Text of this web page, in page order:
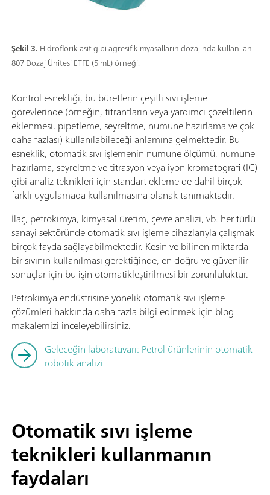
Şekil 3. Hidroflorik asit gibi agresif kimyasalların dozajında ​​kullanılan
807 Dozaj Ünitesi ETFE (5 mL) örneği.
Kontrol esnekliği, bu büretlerin çeşitli sıvı işleme
görevlerinde (örneğin, titrantların veya yardımcı çözeltilerin
eklenmesi, pipetleme, seyreltme, numune hazırlama ve çok
daha fazlası) kullanılabileceği anlamına gelmektedir. Bu
esneklik, otomatik sıvı işlemenin numune ölçümü, numune
hazırlama, seyreltme ve titrasyon veya iyon kromatografi (IC)
gibi analiz teknikleri için standart ekleme de dahil birçok
farklı uygulamada kullanılmasına olanak tanımaktadır.
İlaç, petrokimya, kimyasal üretim, çevre analizi, vb. her türlü
sanayi sektöründe otomatik sıvı işleme cihazlarıyla çalışmak
birçok fayda sağlayabilmektedir. Kesin ve bilinen miktarda
bir sıvının kullanılması gerektiğinde, en doğru ve güvenilir
sonuçlar için bu işin otomatikleştirilmesi bir zorunluluktur.
Petrokimya endüstrisine yönelik otomatik sıvı işleme
çözümleri hakkında daha fazla bilgi edinmek için blog
makalemizi inceleyebilirsiniz.
Geleceğin laboratuvarı: Petrol ürünlerinin otomatik
robotik analizi
Otomatik sıvı işleme
teknikleri kullanmanın
faydaları